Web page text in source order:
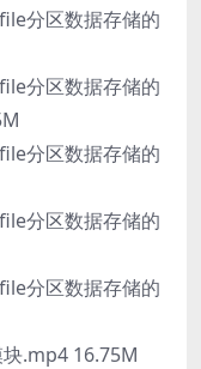
分区数据存储的
分区数据存储的
分区数据存储的
分区数据存储的
分区数据存储的
.mp4 16.75M